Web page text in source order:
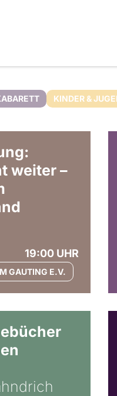
KINDER &
weiter –
19:00 UHR
GAUTING E.V.